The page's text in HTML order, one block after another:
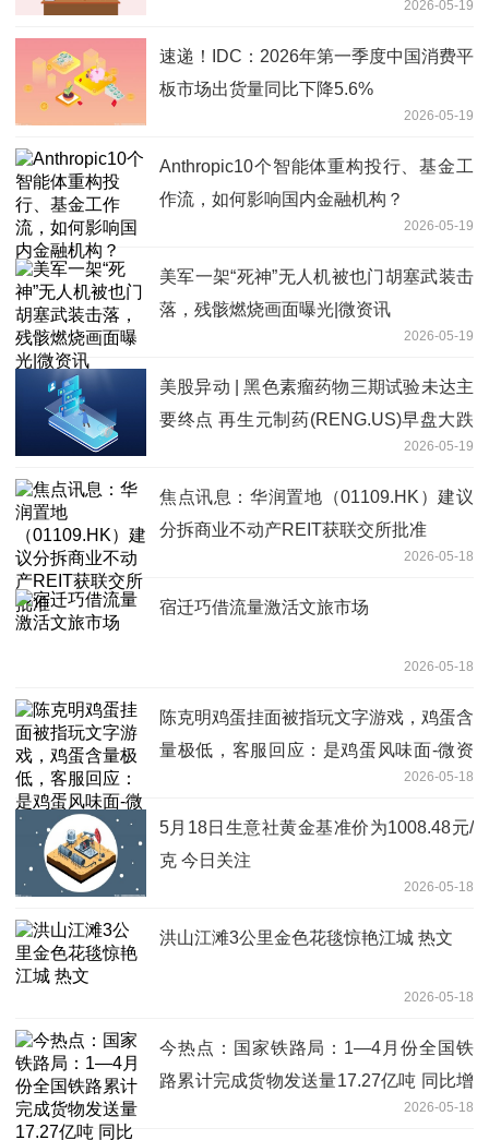
2026-05-19
速递！IDC：2026年第一季度中国消费平
板市场出货量同比下降5.6%
2026-05-19
Anthropic10个智能体重构投行、基金工
作流，如何影响国内金融机构？
2026-05-19
美军一架“死神”无人机被也门胡塞武装击
落，残骸燃烧画面曝光|微资讯
2026-05-19
美股异动 | 黑色素瘤药物三期试验未达主
要终点 再生元制药(RENG.US)早盘大跌
2026-05-19
焦点讯息：华润置地（01109.HK）建议
分拆商业不动产REIT获联交所批准
2026-05-18
宿迁巧借流量激活文旅市场
2026-05-18
陈克明鸡蛋挂面被指玩文字游戏，鸡蛋含
量极低，客服回应：是鸡蛋风味面-微资
2026-05-18
5月18日生意社黄金基准价为1008.48元/
克 今日关注
2026-05-18
洪山江滩3公里金色花毯惊艳江城 热文
2026-05-18
今热点：国家铁路局：1—4月份全国铁
路累计完成货物发送量17.27亿吨 同比增
2026-05-18